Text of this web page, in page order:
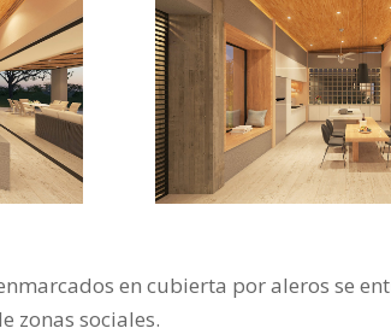
en cubierta por aleros se
zonas sociales.